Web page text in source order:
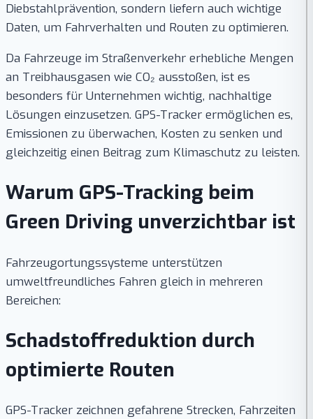
Diebstahlprävention, sondern liefern auch wichtige
Daten, um Fahrverhalten und Routen zu optimieren.
Da Fahrzeuge im Straßenverkehr erhebliche Mengen
an Treibhausgasen wie CO₂ ausstoßen, ist es
besonders für Unternehmen wichtig, nachhaltige
Lösungen einzusetzen. GPS-Tracker ermöglichen es,
Emissionen zu überwachen, Kosten zu senken und
gleichzeitig einen Beitrag zum Klimaschutz zu leisten.
Warum GPS-Tracking beim
Green Driving unverzichtbar ist
Fahrzeugortungssysteme unterstützen
umweltfreundliches Fahren gleich in mehreren
Bereichen:
Schadstoffreduktion durch
optimierte Routen
GPS-Tracker zeichnen gefahrene Strecken, Fahrzeiten